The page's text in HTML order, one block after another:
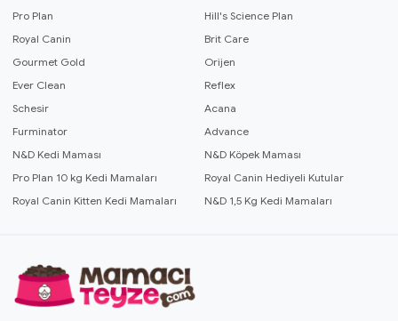
Pro Plan
Hill's Science Plan
Royal Canin
Brit Care
Gourmet Gold
Orijen
Ever Clean
Reflex
Schesir
Acana
Furminator
Advance
N&D Kedi Maması
N&D Köpek Maması
Pro Plan 10 kg Kedi Mamaları
Royal Canin Hediyeli Kutular
Royal Canin Kitten Kedi Mamaları
N&D 1,5 Kg Kedi Mamaları